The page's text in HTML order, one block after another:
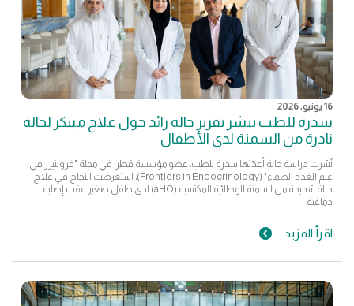
16 يونيو, 2026
سدرة للطب ينشر تقرير حالة رائد حول علاج مبتكر لحالة
نادرة من السمنة لدى الأطفال
نُشرت دراسة حالة أعدّتها سدرة للطب، عضو مؤسسة قطر، في مجلة "فرونتيرز في
علم الغدد الصماء" (Frontiers in Endocrinology)، استعرضت النجاح في علاج
حالة شديدة من السمنة الوطائية المكتسبة (aHO) لدى طفل صغير عقب إصابة
دماغية.
اقرأ المزيد